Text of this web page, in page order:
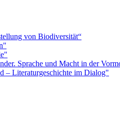
von Biodiversität“
Sprache und Macht in der
– Literaturgeschichte im Dialog"